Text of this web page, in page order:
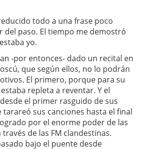
todo a una frase poco
del paso. El tiempo me demostró
yo.
-por entonces- dado un recital en
que según ellos, no lo podrán
El primero, porque para su
repleta a reventar. Y el
el primer rasguido de sus
tarareó sus canciones hasta el final
por el enorme poder de las
de las FM clandestinas.
bajo el puente desde